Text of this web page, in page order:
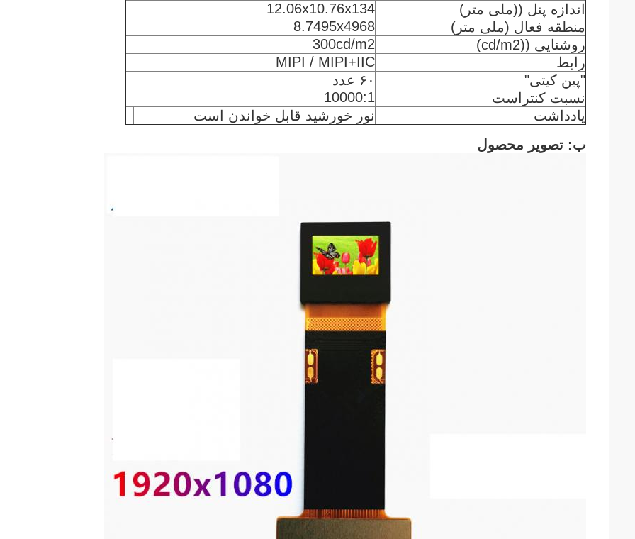
اندازه پنل ((ملی متر)
12.06x10.76x134
منطقه فعال (ملی متر)
8.7495x4968
روشنایی ((cd/m2)
300cd/m2
رابط
MIPI / MIPI+IIC
"پین کیتی"
۶۰ عدد
نسبت کنتراست
10000:1
یادداشت
نور خورشید قابل خواندن است
ب: تصویر محصول